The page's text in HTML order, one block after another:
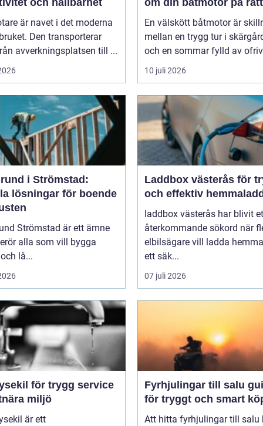
och hållbarhet
är navet i det moderna
Den transporterar
avverkningsplatsen till ...
om din båtmotor på
En välskött båtmotor är
mellan en trygg tur i
och en sommar fylld av
10 juli 2026
i Strömstad:
lösningar för boende
Strömstad är ett ämne
alla som vill bygga
lå...
Laddbox västerås för
och effektiv
laddbox västerås har blivit
återkommande sökord när
elbilsägare vill ladda
ett säk...
07 juli 2026
för trygg service
miljö
är ett
Fyrhjulingar till salu guide
för tryggt och smart
Att hitta fyrhjulingar till salu